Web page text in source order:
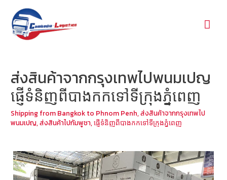
ส่งสินค้าจากกรุงเทพไปพนมเปญ
ផ្ញើទំនិញពីបាងកកទៅទីក្រុងភ្នំពេញ
Shipping from Bangkok to Phnom Penh,ส่งสินค้าจากกรุงเทพไป
พนมเปญ,ส่งสินค้าไปกัมพูชา,ផ្ញើទំនិញពីបាងកកទៅទីក្រុងភ្នំពេញ